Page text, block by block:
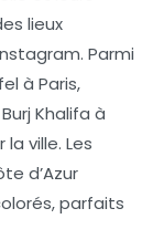
lieux
. Parmi
à Paris,
Burj Khalifa à
ville. Les
d’Azur
parfaits